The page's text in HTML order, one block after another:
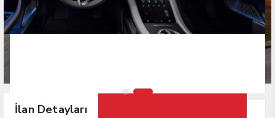
İlan Detayları